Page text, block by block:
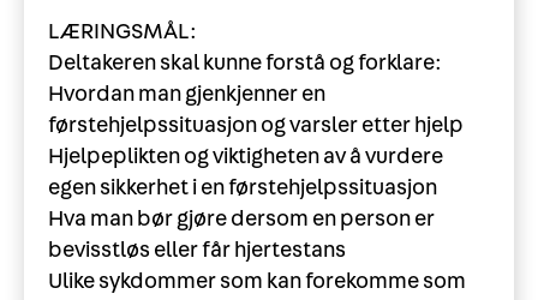
LÆRINGSMÅL:
Deltakeren skal kunne forstå og forklare:
Hvordan man gjenkjenner en
førstehjelpssituasjon og varsler etter hjelp
Hjelpeplikten og viktigheten av å vurdere
egen sikkerhet i en førstehjelpssituasjon
Hva man bør gjøre dersom en person er
bevisstløs eller får hjertestans
Ulike sykdommer som kan forekomme som